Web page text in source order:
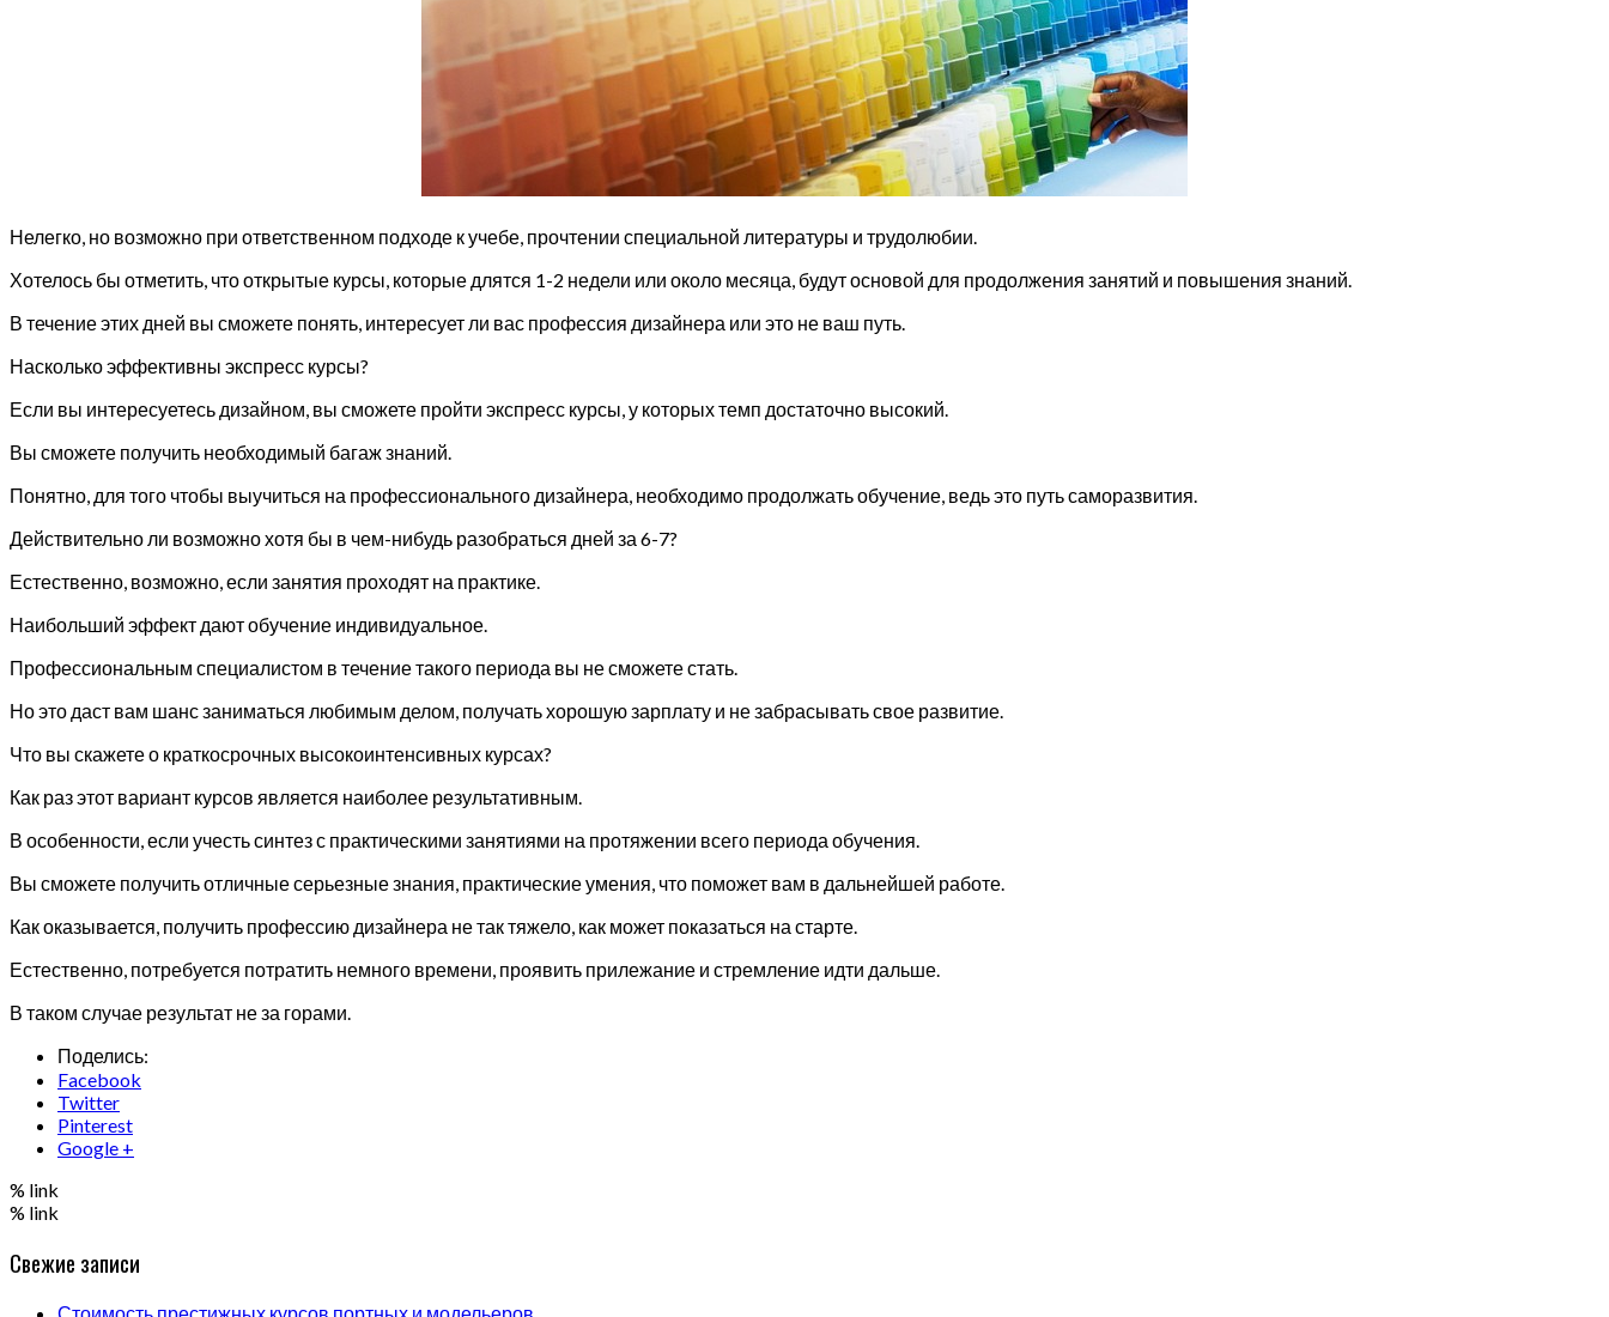
Нелегко, но возможно при ответственном подходе к учебе, прочтении специальной литературы и трудолюбии.
Хотелось бы отметить, что открытые курсы, которые длятся 1-2 недели или около месяца, будут основой для продолжения занятий и повышения знаний.
В течение этих дней вы сможете понять, интересует ли вас профессия дизайнера или это не ваш путь.
Насколько эффективны экспресс курсы?
Если вы интересуетесь дизайном, вы сможете пройти экспресс курсы, у которых темп достаточно высокий.
Вы сможете получить необходимый багаж знаний.
Понятно, для того чтобы выучиться на профессионального дизайнера, необходимо продолжать обучение, ведь это путь саморазвития.
Действительно ли возможно хотя бы в чем-нибудь разобраться дней за 6-7?
Естественно, возможно, если занятия проходят на практике.
Наибольший эффект дают обучение индивидуальное.
Профессиональным специалистом в течение такого периода вы не сможете стать.
Но это даст вам шанс заниматься любимым делом, получать хорошую зарплату и не забрасывать свое развитие.
Что вы скажете о краткосрочных высокоинтенсивных курсах?
Как раз этот вариант курсов является наиболее результативным.
В особенности, если учесть синтез с практическими занятиями на протяжении всего периода обучения.
Вы сможете получить отличные серьезные знания, практические умения, что поможет вам в дальнейшей работе.
Как оказывается, получить профессию дизайнера не так тяжело, как может показаться на старте.
Естественно, потребуется потратить немного времени, проявить прилежание и стремление идти дальше.
В таком случае результат не за горами.
Поделись:
Facebook
Twitter
Pinterest
Google +
% link
% link
Свежие записи